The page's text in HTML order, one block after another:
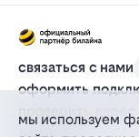
связаться с нами
оформить
проверить адрес
для дома
мы используем